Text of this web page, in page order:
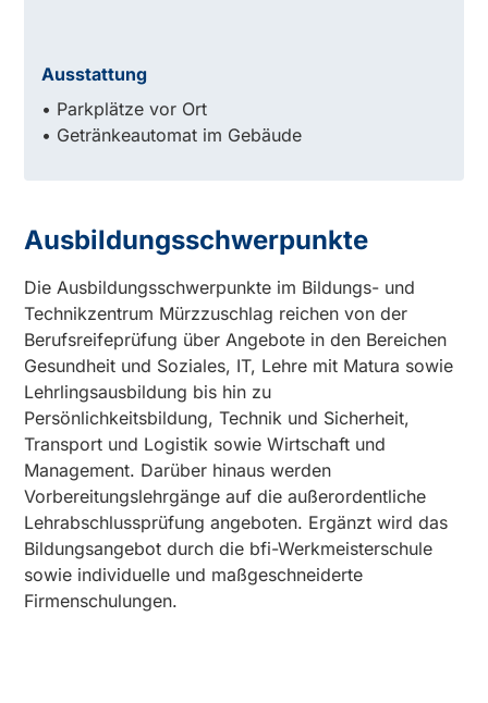
Ausstattung
• Parkplätze vor Ort
• Getränkeautomat im Gebäude
Ausbildungsschwerpunkte
Die Ausbildungsschwerpunkte im Bildungs- und
Technikzentrum Mürzzuschlag reichen von der
Berufsreifeprüfung über Angebote in den Bereichen
Gesundheit und Soziales, IT, Lehre mit Matura sowie
Lehrlingsausbildung bis hin zu
Persönlichkeitsbildung, Technik und Sicherheit,
Transport und Logistik sowie Wirtschaft und
Management. Darüber hinaus werden
Vorbereitungslehrgänge auf die außerordentliche
Lehrabschlussprüfung angeboten. Ergänzt wird das
Bildungsangebot durch die bfi-Werkmeisterschule
sowie individuelle und maßgeschneiderte
Firmenschulungen.